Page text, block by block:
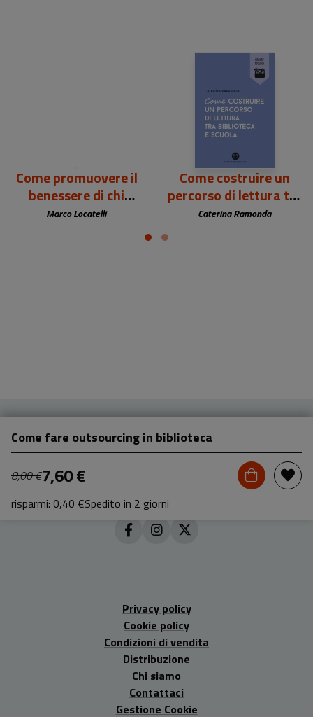
Come promuovere il
benessere di chi
lavora in biblioteca
Marco Locatelli
8,00 €
Come costruire un
percorso di lettura tra
biblioteca e scuola
Caterina Ramonda
Come fare outsourcing in biblioteca
8,00 €7,60 €
risparmi: 0,40 €Spedito in 2 giorni
Privacy policy
Cookie policy
Condizioni di vendita
Distribuzione
Chi siamo
Contattaci
Gestione Cookie